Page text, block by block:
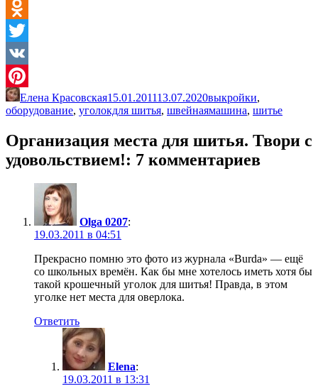
LiveJournal
Odnoklassniki
Twitter
VK
Pinterest
Елена Красовская15.01.201113.07.2020выкройки,
оборудование, уголокдля шитья, швейнаямашина, шитье
Организация места для шитья. Твори с
удовольствием!: 7 комментариев
Olga 0207:
19.03.2011 в 04:51
Прекрасно помню это фото из журнала «Burda» — ещё
со школьных времён. Как бы мне хотелось иметь хотя бы
такой крошечный уголок для шитья! Правда, в этом
уголке нет места для оверлока.
Ответить
Elena:
19.03.2011 в 13:31